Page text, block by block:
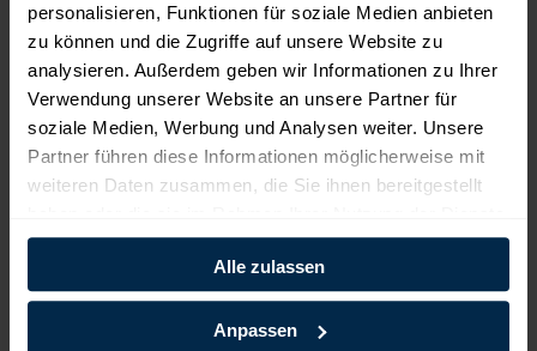
personalisieren, Funktionen für soziale Medien anbieten
zu können und die Zugriffe auf unsere Website zu
analysieren. Außerdem geben wir Informationen zu Ihrer
Verwendung unserer Website an unsere Partner für
soziale Medien, Werbung und Analysen weiter. Unsere
Partner führen diese Informationen möglicherweise mit
weiteren Daten zusammen, die Sie ihnen bereitgestellt
gesammelt haben.
Alle zulassen
Anpassen
Wir suchen Auszubildende mit Engagement
Als erfolgreiches und zukunftsorientiertes Unternehmen suchen wir
stets junge, motivierte Auszubildende und Studenten. Der Einsatz in
den verschiedenen Abteilungen sowie die individuelle Betreuung
durch einen Mentor bietet ein umfangreiches Kennenlernen und
Einarbeiten der täglichen Arbeitsprozesse.
Die Versorgungssicherheit bei der Lieferung von Strom, Erdgas und
Leitungsnetz mit einfacher, effektiver Leitungsführung. Deshalb